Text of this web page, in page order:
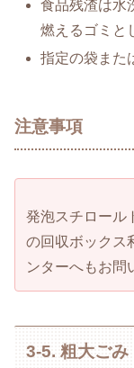
食品残渣は水
燃えるゴミと
指定の袋また
注意事項
発泡スチロール
の回収ボックス
ンターへもお問
3-5. 粗大ごみ